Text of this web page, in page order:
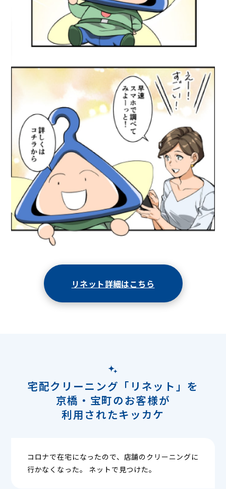
リネット詳細はこちら
宅配クリーニング「リネット」を
京橋・宝町のお客様が
利用されたキッカケ
コロナで在宅になったので、店舗のクリーニングに
行かなくなった。 ネットで見つけた。